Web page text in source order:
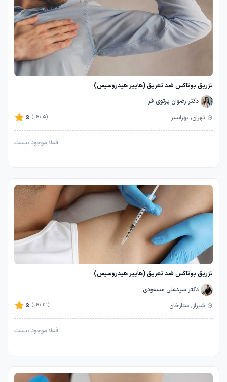
تزریق بوتاکس ضد تعریق (هایپر هیدروسیس)
دکتر رضوان پرتوی فر
5
(5 نظر) تهران, تهرانسر
فعلا موجود نیست
تزریق بوتاکس ضد تعریق (هایپر هیدروسیس)
دکتر سیدعلی مسعودی
5
(13 نظر) شیراز, ستارخان
فعلا موجود نیست